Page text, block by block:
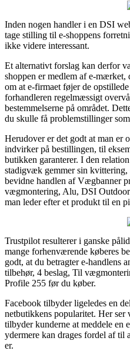
Inden nogen handler i en DSI
tage stilling til e-shoppens
ikke videre interessant.
Et alternativt forslag kan derfor
shoppen er medlem af e-
om at e-firmaet føjer de
forhandleren regelmæssigt
bestemmelserne på området.
du skulle få problemstillinger
Herudover er det godt at man er
indvirker på bestillingen, til
butikken garanterer. I den
stadigvæk gemmer sin
bevidne handlen af Vægbanner
vægmontering, Alu, DSI
man leder efter et produkt til en
Trustpilot resulterer i ganske
mange forhenværende køberes
godt, at du betragter e-handlens
tilbehør, 4 beslag, Til
Profile 255 før du køber.
Facebook tilbyder ligeledes en
netbutikkens popularitet. Her ser
tilbyder kunderne at meddele en
ydermere kan drages fordel af til
er.